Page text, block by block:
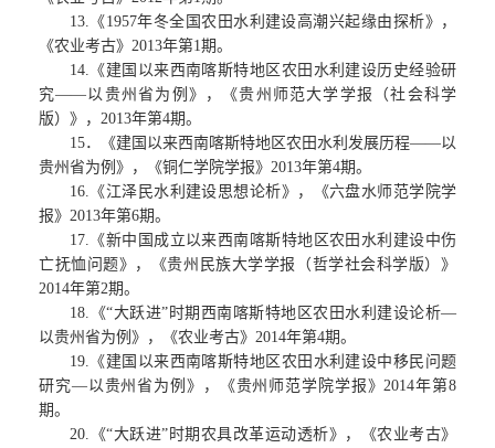
13.《1957年冬全国农田水利建设高潮兴起缘由探析》，
《农业考古》2013年第1期。
14.《建国以来西南喀斯特地区农田水利建设历史经验研
究——以贵州省为例》，《贵州师范大学学报（社会科学
版）》，2013年第4期。
15．《建国以来西南喀斯特地区农田水利发展历程——以
贵州省为例》，《铜仁学院学报》2013年第4期。
16.《江泽民水利建设思想论析》，《六盘水师范学院学
报》2013年第6期。
17.《新中国成立以来西南喀斯特地区农田水利建设中伤
亡抚恤问题》，《贵州民族大学学报（哲学社会科学版）》
2014年第2期。
18.《“大跃进”时期西南喀斯特地区农田水利建设论析—
以贵州省为例》，《农业考古》2014年第4期。
19.《建国以来西南喀斯特地区农田水利建设中移民问题
研究—以贵州省为例》，《贵州师范学院学报》2014年第8
期。
20.《“大跃进”时期农具改革运动透析》，《农业考古》